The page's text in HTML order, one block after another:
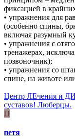
фиксацией в
• упражнения для
(особенно спины,
включая разумный
• упражнения с
тренажерах,
позвоночник);
• упражнения со
спине, на животе
Центр ЛЕчения и
суставов! Люберцы.
П
петя